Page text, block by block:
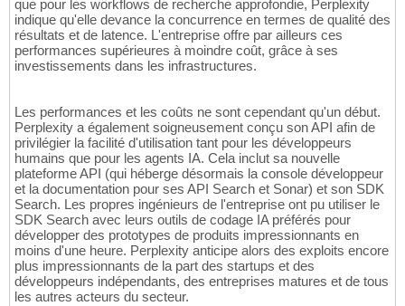
que pour les workflows de recherche approfondie, Perplexity
indique qu'elle devance la concurrence en termes de qualité des
résultats et de latence. L'entreprise offre par ailleurs ces
performances supérieures à moindre coût, grâce à ses
investissements dans les infrastructures.
Les performances et les coûts ne sont cependant qu'un début.
Perplexity a également soigneusement conçu son API afin de
privilégier la facilité d'utilisation tant pour les développeurs
humains que pour les agents IA. Cela inclut sa nouvelle
plateforme API (qui héberge désormais la console développeur
et la documentation pour ses API Search et Sonar) et son SDK
Search. Les propres ingénieurs de l'entreprise ont pu utiliser le
SDK Search avec leurs outils de codage IA préférés pour
développer des prototypes de produits impressionnants en
moins d'une heure. Perplexity anticipe alors des exploits encore
plus impressionnants de la part des startups et des
développeurs indépendants, des entreprises matures et de tous
les autres acteurs du secteur.